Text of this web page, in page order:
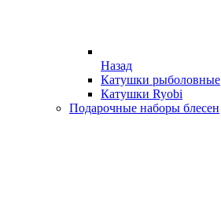
Назад
Катушки рыболовные
Катушки Ryobi
Подарочные наборы блесен